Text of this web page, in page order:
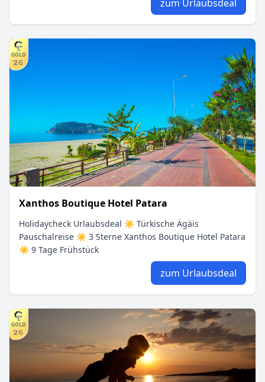
zum Urlaubsdeal
Xanthos Boutique Hotel Patara
Holidaycheck Urlaubsdeal ☀ Türkische Ägäis
Pauschalreise ☀ 3 Sterne Xanthos Boutique Hotel Patara
☀ 9 Tage Frühstück
zum Urlaubsdeal